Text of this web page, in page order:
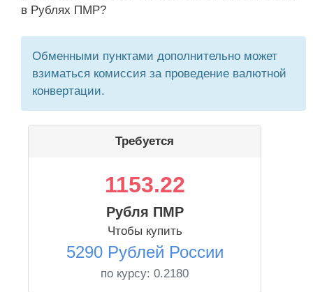
в Рублях ПМР?
Обменными пунктами дополнительно может
взиматься комиссия за проведение валютной
конвертации.
Требуется
1153.22
Рубля ПМР
Чтобы купить
5290 Рублей России
по курсу: 0.2180